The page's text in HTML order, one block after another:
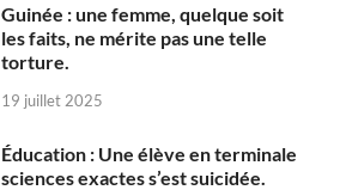
Guinée : une femme, quelque soit
les faits, ne mérite pas une telle
torture.
19 juillet 2025
Éducation : Une élève en terminale
sciences exactes s’est suicidée.